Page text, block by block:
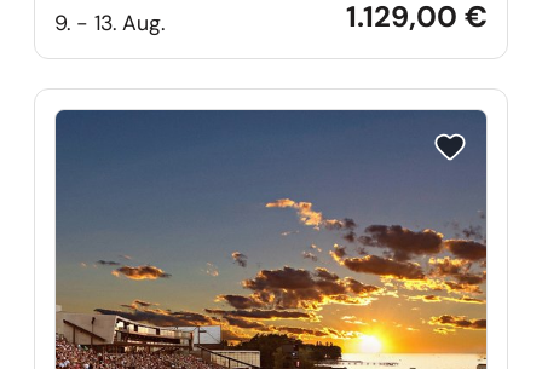
9. - 13. Aug. 1.129,00 €
Reise auf